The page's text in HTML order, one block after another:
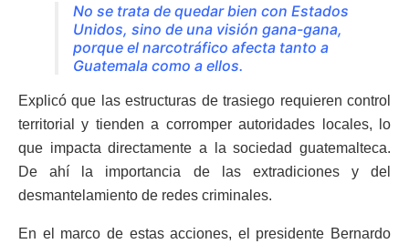
No se trata de quedar bien con Estados
Unidos, sino de una visión gana-gana,
porque el narcotráfico afecta tanto a
Guatemala como a ellos.
Explicó que las estructuras de trasiego requieren control
territorial y tienden a corromper autoridades locales, lo
que impacta directamente a la sociedad guatemalteca.
De ahí la importancia de las extradiciones y del
desmantelamiento de redes criminales.
En el marco de estas acciones, el presidente Bernardo